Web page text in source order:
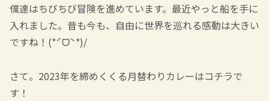
僕達はちびちび冒険を進めています。最近やっと船を手に
入れました。昔も今も、自由に世界を巡れる感動は大きい
ですね！(*ˊᗜˋ*)/
さて。2023年を締めくくる月替わりカレーはコチラで
す！